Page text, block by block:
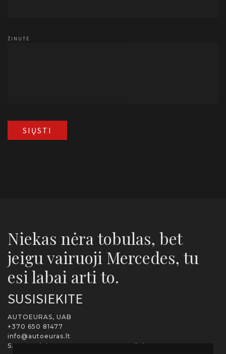
ŽINUTĖ
Niekas nėra tobulas, bet
jeigu vairuoji Mercedes, tu
esi labai arti to.
SUSISIEKITE
AUTOEURAS, UAB
+370 650 81477
info@autoeuras.lt
S. Stanevičiaus g. 28-3, LT-07102, Vilnius